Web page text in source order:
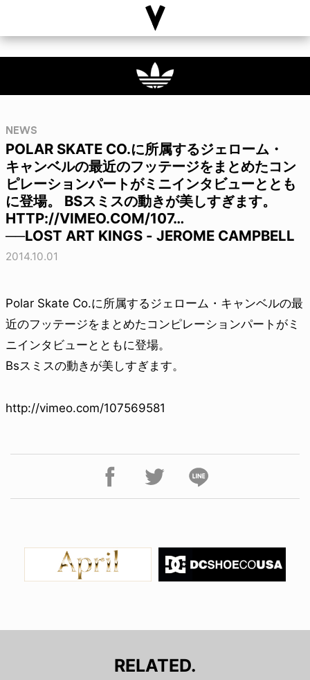
NEWS
POLAR SKATE CO.に所属するジェローム・
キャンベルの最近のフッテージをまとめたコン
ピレーションパートがミニインタビューととも
に登場。 BSスミスの動きが美しすぎます。
HTTP://VIMEO.COM/107…
──LOST ART KINGS - JEROME CAMPBELL
2014.10.01
Polar Skate Co.に所属するジェローム・キャンベルの最
近のフッテージをまとめたコンピレーションパートがミ
ニインタビューとともに登場。
Bsスミスの動きが美しすぎます。
http://vimeo.com/107569581
RELATED.